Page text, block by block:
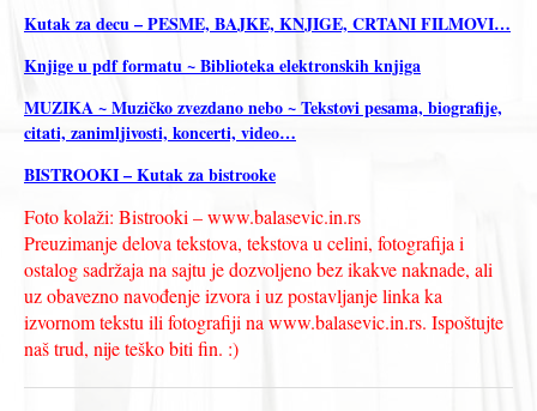
Kutak za decu – PESME, BAJKE, KNJIGE, CRTANI FILMOVI…
Knjige u pdf formatu ~ Biblioteka elektronskih knjiga
MUZIKA ~ Muzičko zvezdano nebo ~ Tekstovi pesama, biografije,
citati, zanimljivosti, koncerti, video…
BISTROOKI – Kutak za bistrooke
Foto kolaži: Bistrooki – www.balasevic.in.rs
Preuzimanje delova tekstova, tekstova u celini, fotografija i
ostalog sadržaja na sajtu je dozvoljeno bez ikakve naknade, ali
uz obavezno navođenje izvora i uz postavljanje linka ka
izvornom tekstu ili fotografiji na www.balasevic.in.rs. Ispoštujte
naš trud, nije teško biti fin. :)